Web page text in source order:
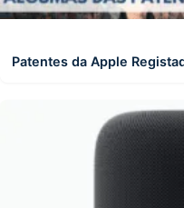
Patentes da Apple